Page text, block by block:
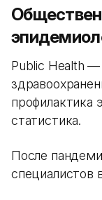
Public Health
профилактика
статистика.
После
специалистов